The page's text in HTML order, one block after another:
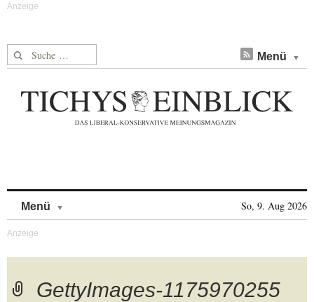
Suche nach: Menü
Menü So, 9. Aug 2026
GettyImages-1175970255